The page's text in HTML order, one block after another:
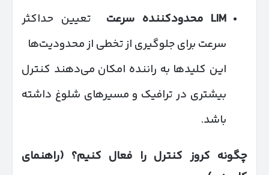
LIM محدودکننده سرعت تعیین حداکثر
سرعت برای جلوگیری از تخطی از محدودیت‌ها
این کلیدها به راننده امکان می‌دهند کنترل
بیشتری در ترافیک و مسیرهای شلوغ داشته
باشد.
چگونه کروز کنترل را فعال کنیم؟ (راهنمای